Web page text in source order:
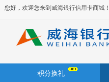
您好，欢迎您来到威海银行信用卡商城！
积分换礼